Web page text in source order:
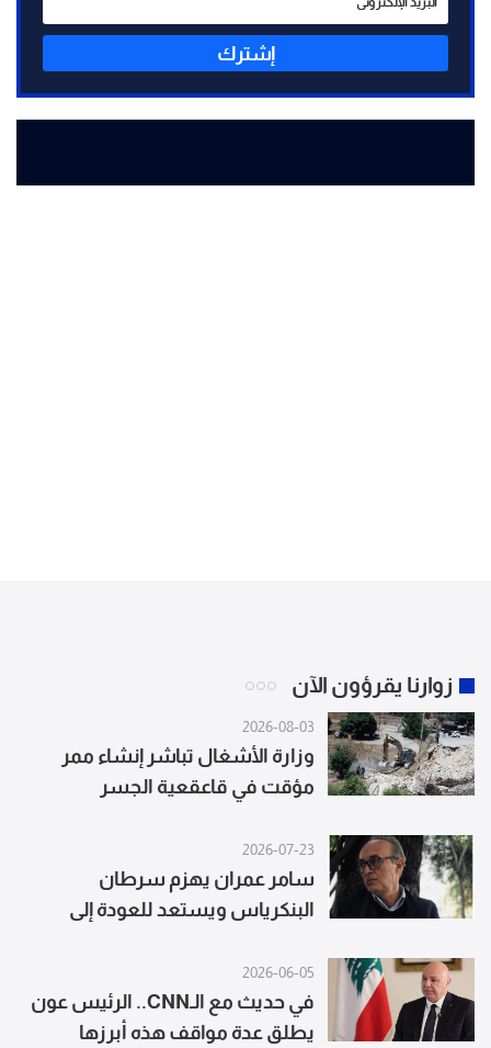
إشترك
زوارنا يقرؤون الآن
2026-08-03
وزارة الأشغال تباشر إنشاء ممر
مؤقت في قاعقعية الجسر
2026-07-23
سامر عمران يهزم سرطان
البنكرياس ويستعد للعودة إلى
2026-06-05
في حديث مع الـCNN.. الرئيس عون
يطلق عدة مواقف هذه أبرزها